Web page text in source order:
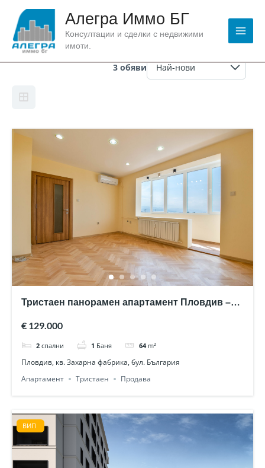
content
Алегра Иммо БГ
Консултации и сделки с недвижими
имоти.
Особеност: Гараж/Паркомясто
3 обяви
Тристаен панорамен апартамент Пловдив –
€ 129.000
2 спални 1 Баня 64 m²
Пловдив, кв. Захарна фабрика, бул. България
Апартамент
Тристаен Продава
ВИП
ВИП